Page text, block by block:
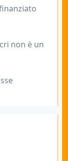
non è un